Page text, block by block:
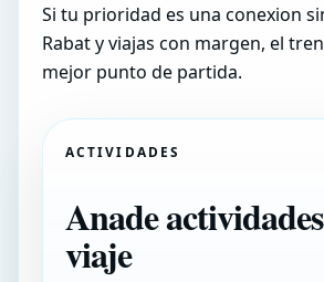
Si tu prioridad es una conexion
Rabat y viajas con margen, el
mejor punto de partida.
ACTIVIDADES
Anade
viaje